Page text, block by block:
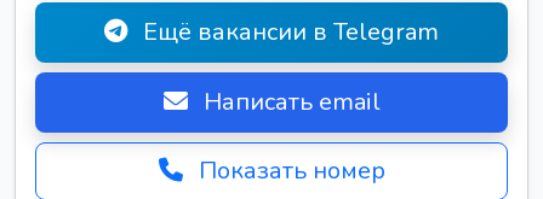
Ещё вакансии в Telegram
Написать email
Показать номер